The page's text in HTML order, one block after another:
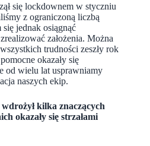
się lockdownem w styczniu
z ograniczoną liczbą
jednak osiągnąć
założenia. Można
trudności zeszły rok
okazały się
od wielu lat usprawniamy
naszych ekip.
kilka znaczących
okazały się strzałami